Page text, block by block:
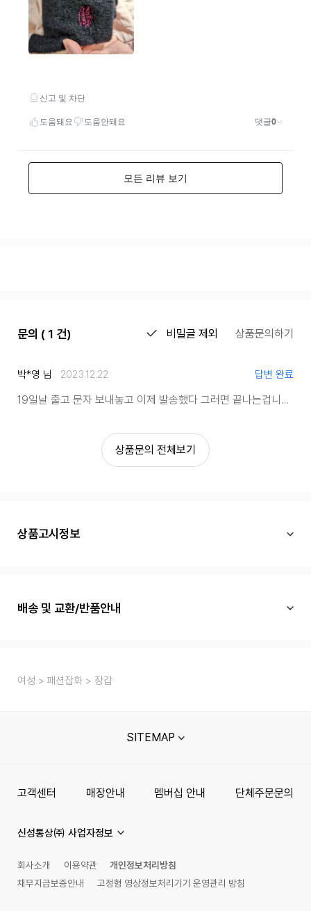
문의 ( 1 건) 비밀글 제외 상품문의하기
박*영 님 2023.12.22 답변 완료
19일날 출고 문자 보내놓고 이제 발송했다 그러면 끝나는겁니까? 최소한 착오가 생겨 발송이 늦게 됐다는 죄송하다는 말은 남기셔야하는거 아닌가요?
상품문의 전체보기
상품고시정보
배송 및 교환/반품안내
여성 패션잡화 장갑
SITEMAP
고객센터 매장안내 멤버십 안내 단체주문문의
신성통상㈜ 사업자정보
회사소개 이용약관
개인정보처리방침
채무지급보증안내
고정형 영상정보처리기기 운영관리 방침